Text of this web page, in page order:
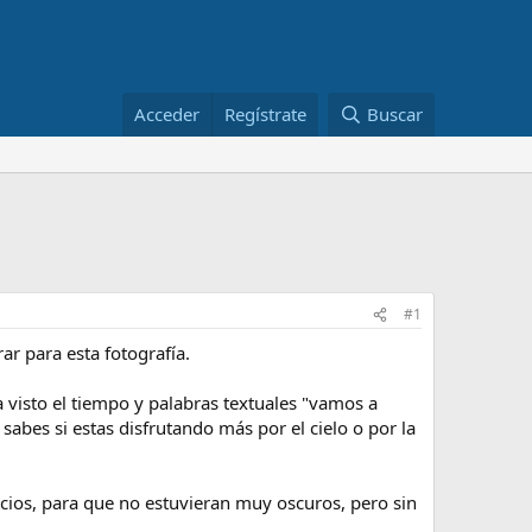
Acceder Regístrate Buscar
#1
para esta fotografía.
el tiempo y palabras textuales "vamos a
si estas disfrutando más por el cielo o por la
para que no estuvieran muy oscuros, pero sin